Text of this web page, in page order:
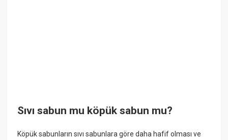
Sıvı sabun mu köpük sabun mu?
Köpük sabunların sıvı sabunlara göre daha hafif olması ve